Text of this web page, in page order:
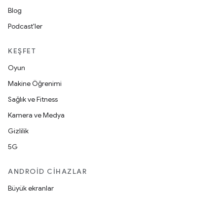
Blog
Podcast'ler
KEŞFET
Oyun
Makine Öğrenimi
Sağlık ve Fitness
Kamera ve Medya
Gizlilik
5G
ANDROID CIHAZLAR
Büyük ekranlar